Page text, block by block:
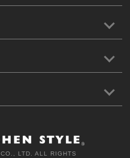
LTD. ALL RIGHTS